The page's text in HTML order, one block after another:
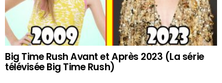
Big Time Rush Avant et Après 2023 (La série
télévisée Big Time Rush)